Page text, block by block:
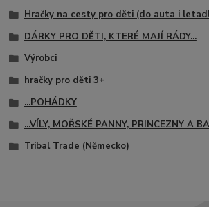
Hračky na cesty pro děti (do auta i
DÁRKY PRO DĚTI, KTERÉ MAJÍ RÁDY...
Výrobci
hračky pro děti 3+
...POHÁDKY
...VÍLY, MOŘSKÉ PANNY, PRINCEZNY A
Tribal Trade (Německo)